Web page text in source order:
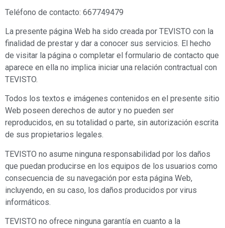
Teléfono de contacto: 667749479
La presente página Web ha sido creada por TEVISTO con la
finalidad de prestar y dar a conocer sus servicios. El hecho
de visitar la página o completar el formulario de contacto que
aparece en ella no implica iniciar una relación contractual con
TEVISTO.
Todos los textos e imágenes contenidos en el presente sitio
Web poseen derechos de autor y no pueden ser
reproducidos, en su totalidad o parte, sin autorización escrita
de sus propietarios legales.
TEVISTO no asume ninguna responsabilidad por los daños
que puedan producirse en los equipos de los usuarios como
consecuencia de su navegación por esta página Web,
incluyendo, en su caso, los daños producidos por virus
informáticos.
TEVISTO no ofrece ninguna garantía en cuanto a la